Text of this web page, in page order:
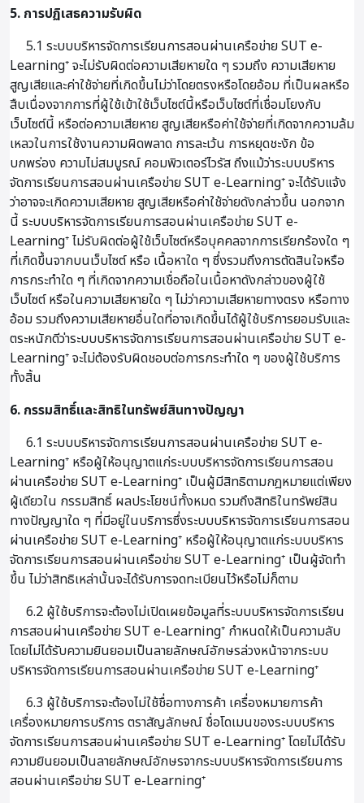
5. การปฏิเสธความรับผิด
5.1 ระบบบริหารจัดการเรียนการสอนผ่านเครือข่าย SUT e-
Learning⁺ จะไม่รับผิดต่อความเสียหายใด ๆ รวมถึง ความเสียหาย
สูญเสียและค่าใช้จ่ายที่เกิดขึ้นไม่ว่าโดยตรงหรือโดยอ้อม ที่เป็นผลหรือ
สืบเนื่องจากการที่ผู้ใช้เข้าใช้เว็บไซต์นี้หรือเว็บไซต์ที่เชื่อมโยงกับ
เว็บไซต์นี้ หรือต่อความเสียหาย สูญเสียหรือค่าใช้จ่ายที่เกิดจากความล้ม
เหลวในการใช้งานความผิดพลาด การละเว้น การหยุดชะงัก ข้อ
บกพร่อง ความไม่สมบูรณ์ คอมพิวเตอร์ไวรัส ถึงแม้ว่าระบบบริหาร
จัดการเรียนการสอนผ่านเครือข่าย SUT e-Learning⁺ จะได้รับแจ้ง
ว่าอาจจะเกิดความเสียหาย สูญเสียหรือค่าใช้จ่ายดังกล่าวขึ้น นอกจาก
นี้ ระบบบริหารจัดการเรียนการสอนผ่านเครือข่าย SUT e-
Learning⁺ ไม่รับผิดต่อผู้ใช้เว็บไซต์หรือบุคคลจากการเรียกร้องใด ๆ
ที่เกิดขึ้นจากบนเว็บไซต์ หรือ เนื้อหาใด ๆ ซึ่งรวมถึงการตัดสินใจหรือ
การกระทำใด ๆ ที่เกิดจากความเชื่อถือในเนื้อหาดังกล่าวของผู้ใช้
เว็บไซต์ หรือในความเสียหายใด ๆ ไม่ว่าความเสียหายทางตรง หรือทาง
อ้อม รวมถึงความเสียหายอื่นใดที่อาจเกิดขึ้นได้ผู้ใช้บริการยอมรับและ
ตระหนักดีว่าระบบบริหารจัดการเรียนการสอนผ่านเครือข่าย SUT e-
Learning⁺ จะไม่ต้องรับผิดชอบต่อการกระทำใด ๆ ของผู้ใช้บริการ
ทั้งสิ้น
6. กรรมสิทธิ์และสิทธิในทรัพย์สินทางปัญญา
6.1 ระบบบริหารจัดการเรียนการสอนผ่านเครือข่าย SUT e-
Learning⁺ หรือผู้ให้อนุญาตแก่ระบบบริหารจัดการเรียนการสอน
ผ่านเครือข่าย SUT e-Learning⁺ เป็นผู้มีสิทธิตามกฎหมายแต่เพียง
ผู้เดียวใน กรรมสิทธิ์ ผลประโยชน์ทั้งหมด รวมถึงสิทธิในทรัพย์สิน
ทางปัญญาใด ๆ ที่มีอยู่ในบริการซึ่งระบบบริหารจัดการเรียนการสอน
ผ่านเครือข่าย SUT e-Learning⁺ หรือผู้ให้อนุญาตแก่ระบบบริหาร
จัดการเรียนการสอนผ่านเครือข่าย SUT e-Learning⁺ เป็นผู้จัดทำ
ขึ้น ไม่ว่าสิทธิเหล่านั้นจะได้รับการจดทะเบียนไว้หรือไม่ก็ตาม
6.2 ผู้ใช้บริการจะต้องไม่เปิดเผยข้อมูลที่ระบบบริหารจัดการเรียน
การสอนผ่านเครือข่าย SUT e-Learning⁺ กำหนดให้เป็นความลับ
โดยไม่ได้รับความยินยอมเป็นลายลักษณ์อักษรล่วงหน้าจากระบบ
บริหารจัดการเรียนการสอนผ่านเครือข่าย SUT e-Learning⁺
6.3 ผู้ใช้บริการจะต้องไม่ใช้ชื่อทางการค้า เครื่องหมายการค้า
เครื่องหมายการบริการ ตราสัญลักษณ์ ชื่อโดเมนของระบบบริหาร
จัดการเรียนการสอนผ่านเครือข่าย SUT e-Learning⁺ โดยไม่ได้รับ
ความยินยอมเป็นลายลักษณ์อักษรจากระบบบริหารจัดการเรียนการ
สอนผ่านเครือข่าย SUT e-Learning⁺